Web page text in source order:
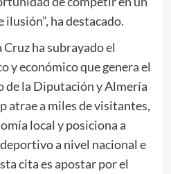
ha destacado.
ha subrayado el
y económico que genera el
de la Diputación y Almería
atrae a miles de visitantes,
local y posiciona a
a nivel nacional e
cita es apostar por el